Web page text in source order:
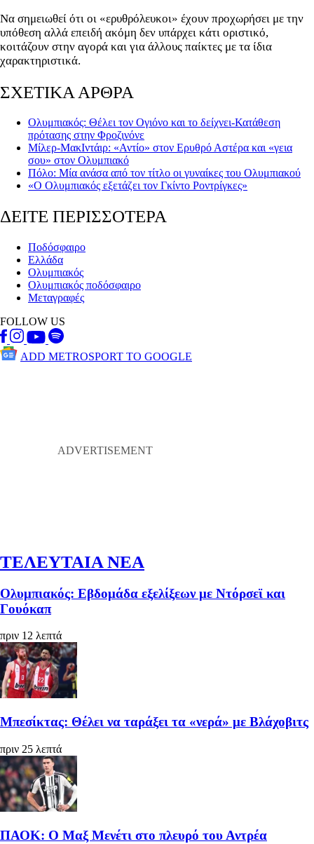
Να σημειωθεί ότι οι «ερυθρόλευκοι» έχουν προχωρήσει με την
υπόθεση αλλά επειδή ακόμη δεν υπάρχει κάτι οριστικό,
κοιτάζουν στην αγορά και για άλλους παίκτες με τα ίδια
χαρακτηριστικά.
ΣΧΕΤΙΚΑ ΑΡΘΡΑ
Ολυμπιακός: Θέλει τον Ογιόνο και το δείχνει-Κατάθεση
πρότασης στην Φροζινόνε
Μίλερ-ΜακΙντάιρ: «Αντίο» στον Ερυθρό Αστέρα και «γεια
σου» στον Ολυμπιακό
Πόλο: Μία ανάσα από τον τίτλο οι γυναίκες του Ολυμπιακού
«Ο Ολυμπιακός εξετάζει τον Γκίντο Ροντρίγκες»
ΔΕΙΤΕ ΠΕΡΙΣΣΟΤΕΡΑ
Ποδόσφαιρο
Ελλάδα
Ολυμπιακός
Ολυμπιακός ποδόσφαιρο
Μεταγραφές
FOLLOW US
ADD METROSPORT TO GOOGLE
ΤΕΛΕΥΤΑΙΑ ΝΕΑ
Ολυμπιακός: Εβδομάδα εξελίξεων με Ντόρσεϊ και
Γουόκαπ
πριν 12 λεπτά
Μπεσίκτας: Θέλει να ταράξει τα «νερά» με Βλάχοβιτς
πριν 25 λεπτά
ΠΑΟΚ: Ο Μαξ Μενέτι στο πλευρό του Αντρέα